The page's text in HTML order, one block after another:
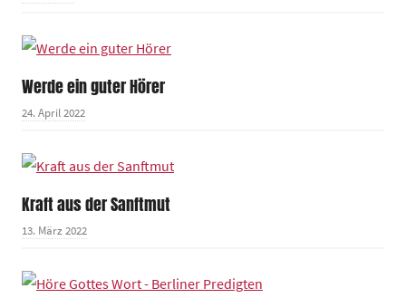
Werde ein guter Hörer
24. April 2022
Kraft aus der Sanftmut
13. März 2022